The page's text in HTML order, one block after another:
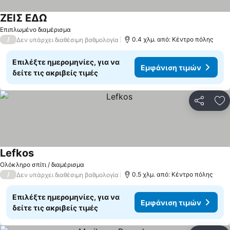
Επιπλωμένο διαμέρισμα
ΖΕΙΣ ΕΔΩ
/ Δεν υπάρχει διαθέσιμη βαθμολογία 0.4 χλμ. από: Κέντρο πόλης
Επιλέξτε ημερομηνίες, για να
δείτε τις ακριβείς τιμές
Εμφάνιση τιμών
Ολόκληρο σπίτι / διαμέρισμα
LefkosΕμφάνιση τιμών
/ Δεν υπάρχει διαθέσιμη βαθμολογία 0.5 χλμ. από: Κέντρο πόλης
Επιλέξτε ημερομηνίες, για να
δείτε τις ακριβείς τιμές
Εμφάνιση τιμών